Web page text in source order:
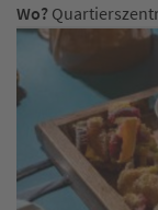
Wo?